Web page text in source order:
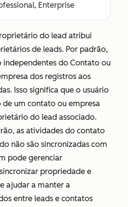
Enterprise
do lead atribui
de leads. Por padrão,
independentes do Contato ou
dos registros aos
Isso significa que o usuário
um contato ou empresa
do lead associado.
as atividades do contato
não são sincronizadas com
pode gerenciar
propriedade e
ajudar a manter a
entre leads e contatos